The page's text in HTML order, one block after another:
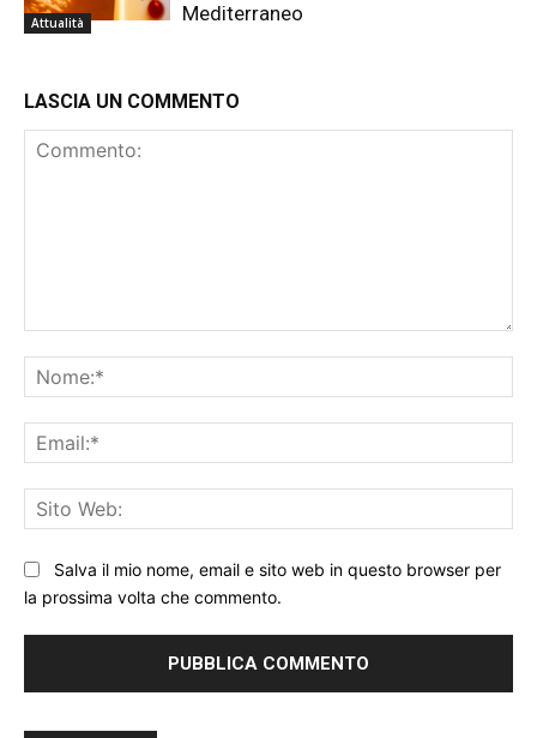
Attualità
Mediterraneo
LASCIA UN COMMENTO
Salva il mio nome, email e sito web in questo browser per
la prossima volta che commento.